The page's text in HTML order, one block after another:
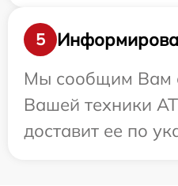
5
Мы сообщим Вам
Вашей техники
доставит ее по